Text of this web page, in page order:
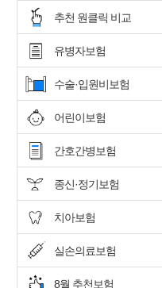
추천 원클릭 비교
유병자보험
수술·입원비보험
어린이보험
간호간병보험
종신·정기보험
치아보험
실손의료보험
8월 추천보험